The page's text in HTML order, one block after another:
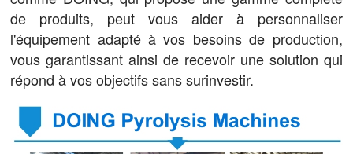
de produits, peut vous aider à personnaliser
l'équipement adapté à vos besoins de production,
vous garantissant ainsi de recevoir une solution qui
répond à vos objectifs sans surinvestir.